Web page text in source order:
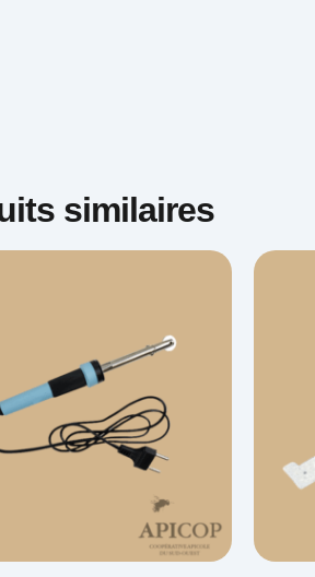
similaires